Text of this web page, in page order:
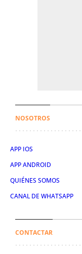
NOSOTROS
APP IOS
APP ANDROID
QUIÉNES SOMOS
CANAL DE WHATSAPP
CONTACTAR